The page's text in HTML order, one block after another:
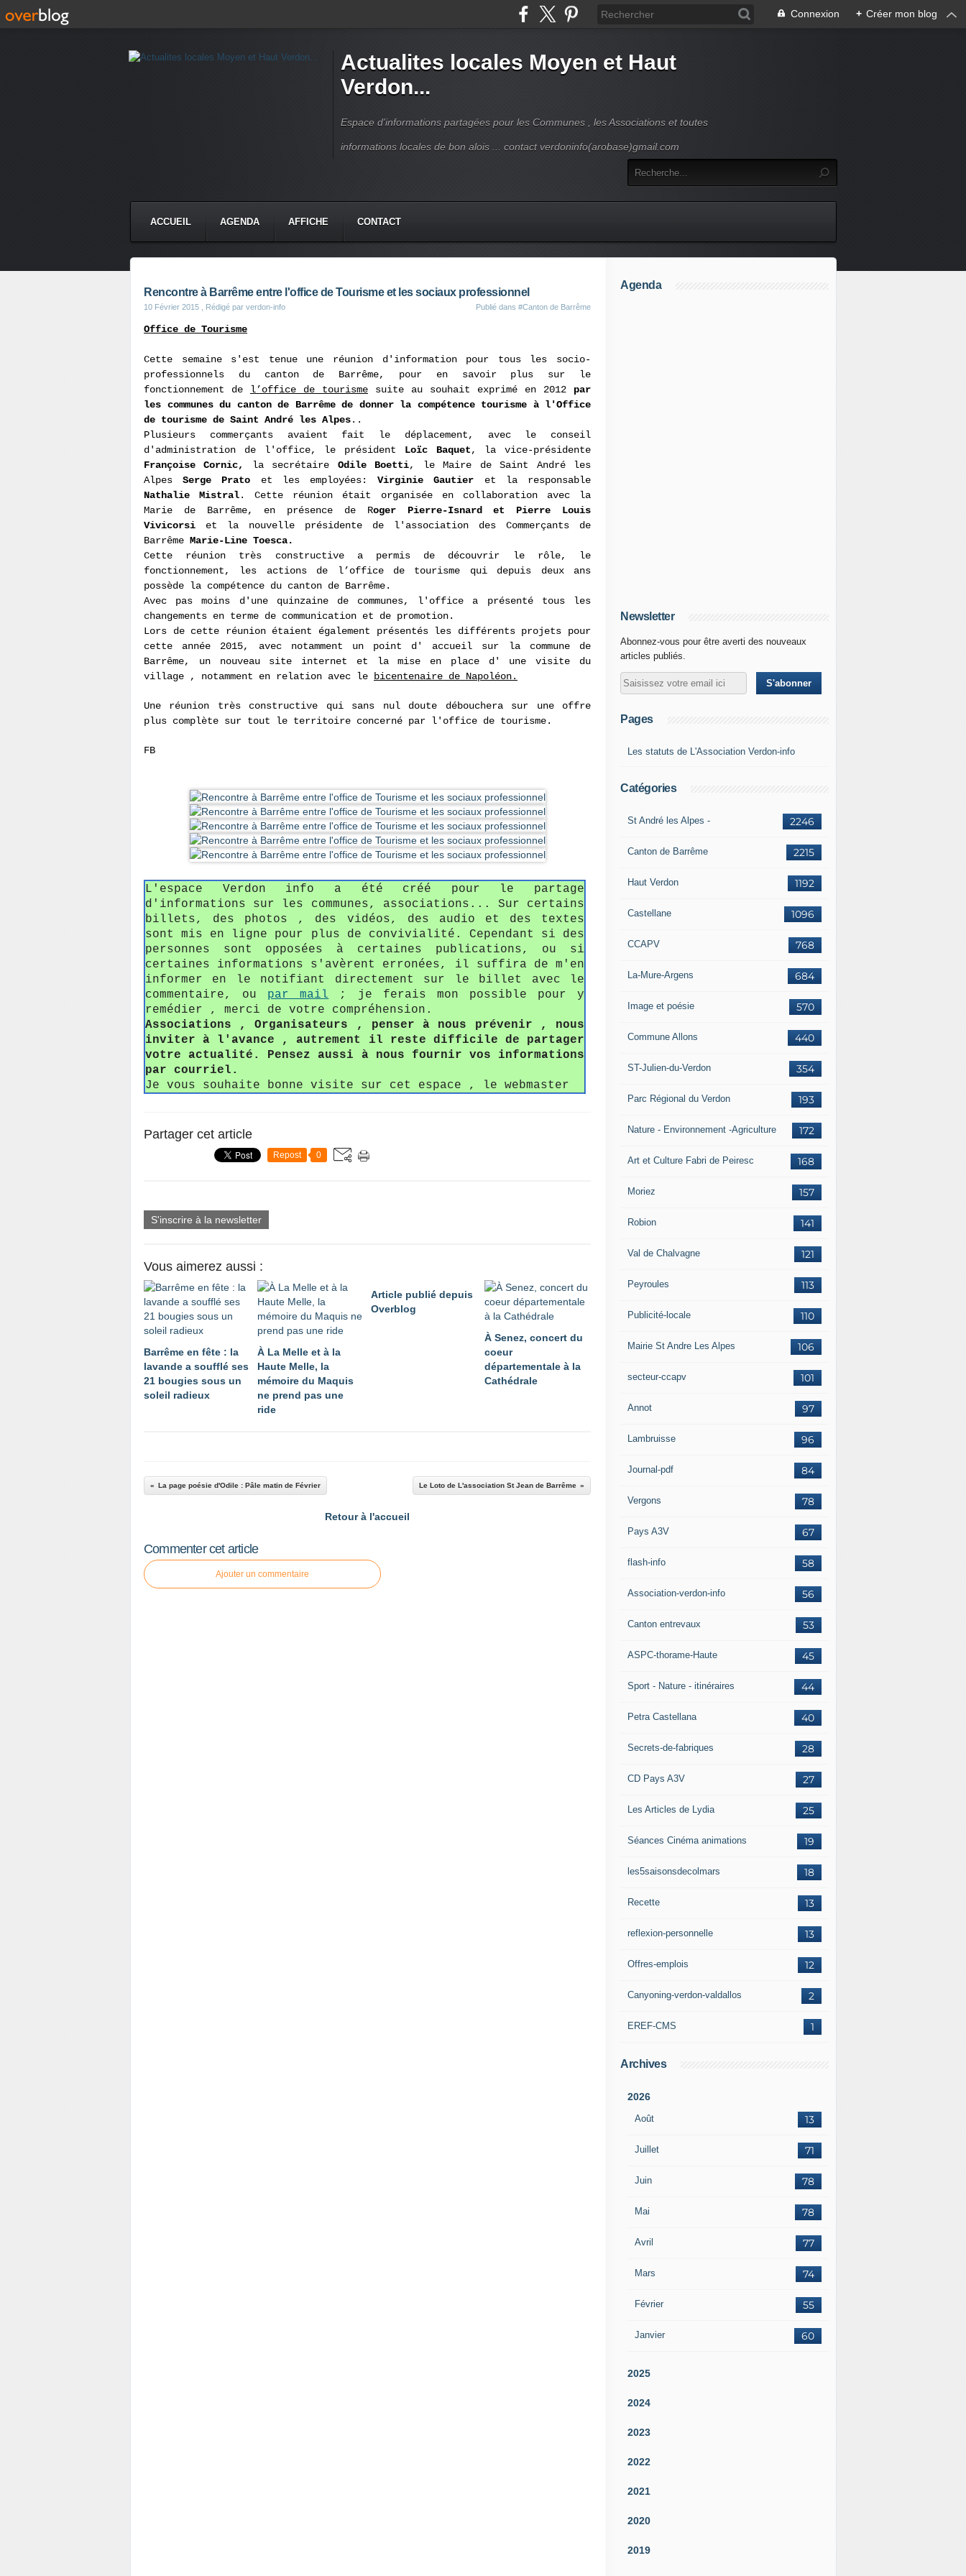
Connexion + Créer mon blog
Actualites locales Moyen et Haut
Verdon...
Espace d'informations partagées pour les Communes , les Associations et toutes
informations locales de bon alois ... contact verdoninfo(arobase)gmail.com
ACCUEIL AGENDA AFFICHE CONTACT
Rencontre à Barrême entre l'office de Tourisme et les sociaux professionnel
10 Février 2015 , Rédigé par verdon-info Publié dans #Canton de Barrême
Office de Tourisme
Cette semaine s'est tenue une réunion d'information pour tous les socio-
professionnels du canton de Barrême, pour en savoir plus sur le
fonctionnement de l’office de tourisme suite au souhait exprimé en 2012 par
les communes du canton de Barrême de donner la compétence tourisme à l'Office
de tourisme de Saint André les Alpes..
Plusieurs commerçants avaient fait le déplacement, avec le conseil
d'administration de l'office, le président Loïc Baquet, la vice-présidente
Françoise Cornic,
la secrétaire Odile Boetti, le Maire de Saint André les
Alpes Serge Prato et les employées: Virginie Gautier et la responsable
Nathalie Mistral. Cette réunion était organisée en collaboration avec la
Marie de Barrême, en présence de Roger Pierre-Isnard et Pierre Louis
Vivicorsi et la nouvelle présidente de l'association des Commerçants de
Barrême Marie-Line Toesca.
Cette réunion très constructive a permis de découvrir le rôle, le
fonctionnement, les actions de l’office de tourisme qui depuis deux ans
possède la compétence du canton de Barrême.
Avec pas moins d'une quinzaine de communes, l'office a présenté tous les
changements en terme de communication et de promotion.
Lors de cette réunion étaient également présentés les différents projets pour
cette année 2015, avec notamment un point d' accueil sur la commune de
Barrême, un nouveau site internet et la mise en place d' une visite du
village , notamment en relation avec le
bicentenaire de Napoléon.
Une réunion très constructive qui sans nul doute débouchera sur une offre
plus complète sur tout le territoire concerné par l'office de tourisme.
FB
L'espace Verdon info a été créé pour le partage
d'informations sur les communes, associations... Sur certains
billets, des photos , des vidéos, des audio et des textes
sont mis en ligne pour plus de convivialité. Cependant si des
personnes sont opposées à certaines publications, ou si
certaines informations s'avèrent erronées, il suffira de m'en
informer en le notifiant directement sur le billet avec le
commentaire, ou par mail ; je ferais mon possible pour y
remédier , merci de votre compréhension.
Associations , Organisateurs , penser à nous prévenir , nous
inviter à l'avance , autrement il reste difficile de partager
votre actualité. Pensez aussi à nous fournir vos informations
par courriel.
Je vous souhaite bonne visite sur cet espace , le webmaster
Partager cet article
Repost 0
S'inscrire à la newsletter
Vous aimerez aussi :
Barrême en fête : la
lavande a soufflé ses
21 bougies sous un
soleil radieux
À La Melle et à la
Haute Melle, la
mémoire du Maquis
ne prend pas une
ride
Article publié depuis
Overblog
À Senez, concert du
coeur
départementale à la
Cathédrale
La page poésie d'Odile : Pâle matin de Février Le Loto de L'association St Jean de Barrême
Retour à l'accueil
Commenter cet article
Ajouter un commentaire
Agenda
Newsletter
Abonnez-vous pour être averti des nouveaux
articles publiés.
Pages
Les statuts de L'Association Verdon-info
Catégories
2246
St André les Alpes -
2215
Canton de Barrême
1192
Haut Verdon
1096
Castellane
768
CCAPV
684
La-Mure-Argens
570
Image et poésie
440
Commune Allons
354
ST-Julien-du-Verdon
193
Parc Régional du Verdon
172
Nature - Environnement -Agriculture
168
Art et Culture Fabri de Peiresc
157
Moriez
141
Robion
121
Val de Chalvagne
113
Peyroules
110
Publicité-locale
106
Mairie St Andre Les Alpes
101
secteur-ccapv
97
Annot
96
Lambruisse
84
Journal-pdf
78
Vergons
67
Pays A3V
58
flash-info
56
Association-verdon-info
53
Canton entrevaux
45
ASPC-thorame-Haute
44
Sport - Nature - itinéraires
40
Petra Castellana
28
Secrets-de-fabriques
27
CD Pays A3V
25
Les Articles de Lydia
19
Séances Cinéma animations
18
les5saisonsdecolmars
13
Recette
13
reflexion-personnelle
12
Offres-emplois
2
Canyoning-verdon-valdallos
1
EREF-CMS
Archives
2026
Août 13
Juillet 71
Juin 78
Mai 78
Avril 77
Mars 74
Février 55
Janvier 60
2025
2024
2023
2022
2021
2020
2019